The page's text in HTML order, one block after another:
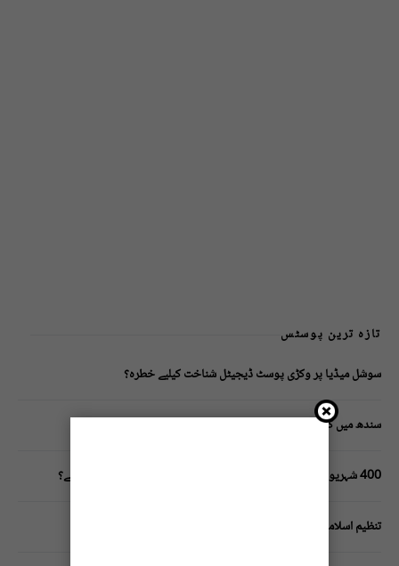
تازہ ترین پوسٹس
سوشل میڈیا پر وکڑی پوسٹ ڈیجیٹل شناخت کیلیے خطرہ؟
سندھ میں گاڑیوں کی انشورنس لازمی قرار
400 شہریوں کیلئے ایک پولیس اہلکار لازمی، کراچی میں صورتحال کیا ہے؟
تنظیم اسلامی کے زیرِ اہتمام ملک گیر آگاہی مہم!